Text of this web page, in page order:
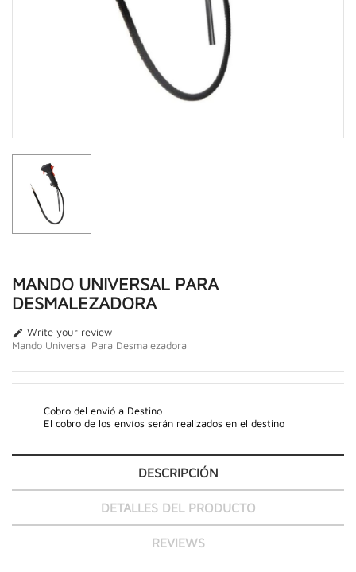
MANDO UNIVERSAL PARA
DESMALEZADORA
 Write your review
Mando Universal Para Desmalezadora
Cobro del envió a Destino
El cobro de los envíos serán realizados en el destino
DESCRIPCIÓN
DETALLES DEL PRODUCTO
REVIEWS